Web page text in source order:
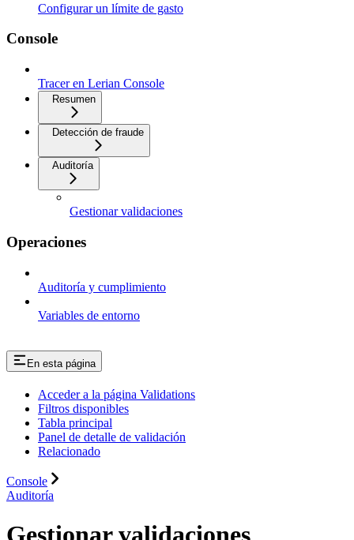
Configurar un límite de gasto
Console
Tracer en Lerian Console
Resumen
Detección de fraude
Auditoría
Gestionar validaciones
Operaciones
Auditoría y cumplimiento
Variables de entorno
En esta página
Acceder a la página Validations
Filtros disponibles
Tabla principal
Panel de detalle de validación
Relacionado
Console
Auditoría